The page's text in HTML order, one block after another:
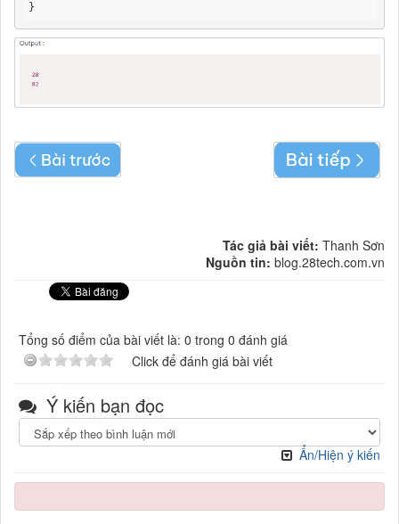
}
Tác giả bài viết: Thanh Sơn
Nguồn tin: blog.28tech.com.vn
Tổng số điểm của bài viết là: 0 trong 0 đánh giá
Click để đánh giá bài viết
Ý kiến bạn đọc
Ẩn/Hiện ý kiến